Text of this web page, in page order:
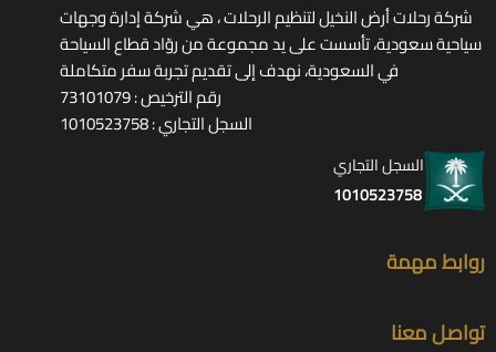
شركة رحلات أرض النخيل لتنظيم الرحلات ، هي شركة إدارة وجهات
سياحية سعودية، تأسست على يد مجموعة من روّاد قطاع السياحة
في السعودية، نهدف إلى تقديم تجربة سفر متكاملة
رقم الترخيص : 73101079
السجل التجاري : 1010523758
السجل التجاري
1010523758
روابط مهمة
تواصل معنا